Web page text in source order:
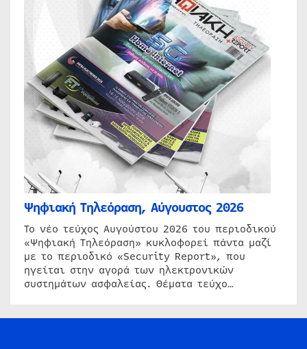
Ψηφιακή Τηλεόραση, Αύγουστος 2026
Το νέο τεύχος Αυγούστου 2026 του περιοδικού
«Ψηφιακή Τηλεόραση» κυκλοφορεί πάντα μαζί
με το περιοδικό «Security Report», που
ηγείται στην αγορά των ηλεκτρονικών
συστημάτων ασφαλείας. Θέματα τεύχο…